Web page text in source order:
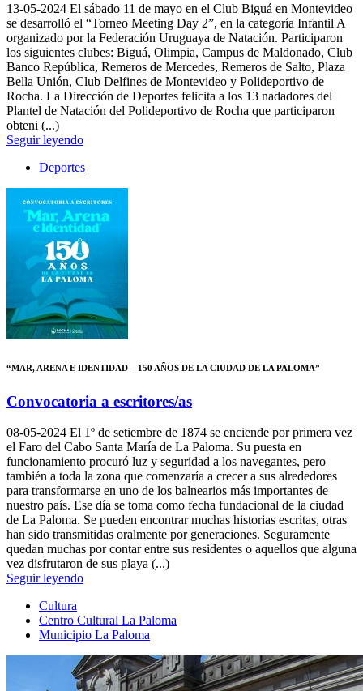
13-05-2024 El sábado 11 de mayo en el Club Biguá en Montevideo
se desarrolló el “Torneo Meeting Day 2”, en la categoría Infantil A
organizado por la Federación Uruguaya de Natación. Participaron
los siguientes clubes: Biguá, Olimpia, Campus de Maldonado, Club
Banco República, Remeros de Mercedes, Remeros de Salto, Plaza
Bella Unión, Club Delfines de Montevideo y Polideportivo de
Rocha. La Dirección de Deportes felicita a los 13 nadadores del
Plantel de Natación del Polideportivo de Rocha que participaron
obteni (...)
Seguir leyendo
Deportes
“MAR, ARENA E IDENTIDAD – 150 AÑOS DE LA CIUDAD DE LA PALOMA”
Convocatoria a escritores/as
08-05-2024 El 1º de setiembre de 1874 se enciende por primera vez
el Faro del Cabo Santa María de La Paloma. Su puesta en
funcionamiento procuró luz y seguridad a los navegantes, pero
también a toda la zona que comenzaría a crecer a sus alrededores
para transformarse en uno de los balnearios más importantes de
nuestro país. Ese día se toma como fecha fundacional de la ciudad
de La Paloma. Se pueden encontrar muchas historias escritas, otras
han sido transmitidas oralmente por generaciones. Seguramente
quedan muchas por contar entre sus residentes o aquellos que alguna
vez disfrutaron de sus playa (...)
Seguir leyendo
Cultura
Centro Cultural La Paloma
Municipio La Paloma